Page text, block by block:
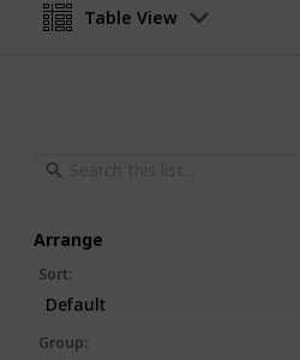
Table View
Arrange
Sort:
Default
Group: